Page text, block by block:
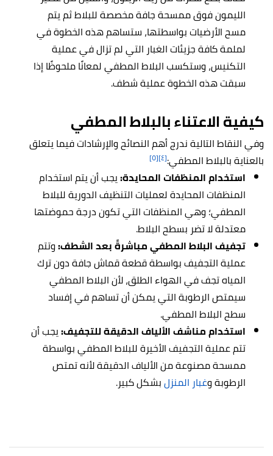
الليمون فوق ممسحة جافة مخصصة للبلاط ثم يتم
مسح الأرضيات بواسطتها، ستساهم هذه الخطوة في
لملمة كافة جزيئات الغبار التي لم تزال في عملية
التكنيس، وستكسب البلاط المطفي لمعانًا ملحوظًا إذا
سبقت هذه الخطوة عملية شطف.
كيفية الاعتناء بالبلاط المطفي
وفي النقاط التالية ندرج أهم النصائح والإرشادات فيما يتعلق
بالعناية بالبلاط المطفي:[٤] [٥]
استخدام المنظفات المحايدة:يجب أن يتم استخدام
المنظفات المحايدة لعمليات التنظيف الدورية للبلاط
المطفي؛ وهي المنظفات التي تكون درجة حموضتها
معتدلة لا تضر بسطح البلاط.
تجفيف البلاط المطفي مباشرةً بعد الشطف:وتتم
عملية التجفيف بواسطة قطعة قماش جافة دون ترك
المياه تجف في الهواء الطلق، لأن البلاط المطفي
سيمتص الرطوبة التي يمكن أن تساهم في إفساد
سطح البلاط المطفي.
استخدام مناشف الألياف الدقيقة للتجفيف:يجب أن
تتم عملية التجفيف الأخيرة للبلاط المطفي بواسطة
ممسحة مصنوعة من الألياف الدقيقة لأنه تمتص
الرطوبة وغبار المنزلبشكل كبير.